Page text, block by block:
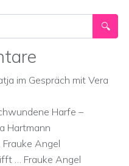
im Gespräch mit Vera
Harfe –
Hartmann
Angel
… Frauke Angel